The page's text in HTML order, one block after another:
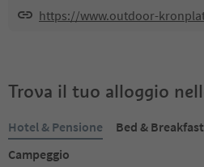
https://www.outdoor-
Trova il tuo alloggio
Hotel & Pensione Bed & Breakfast
Campeggio